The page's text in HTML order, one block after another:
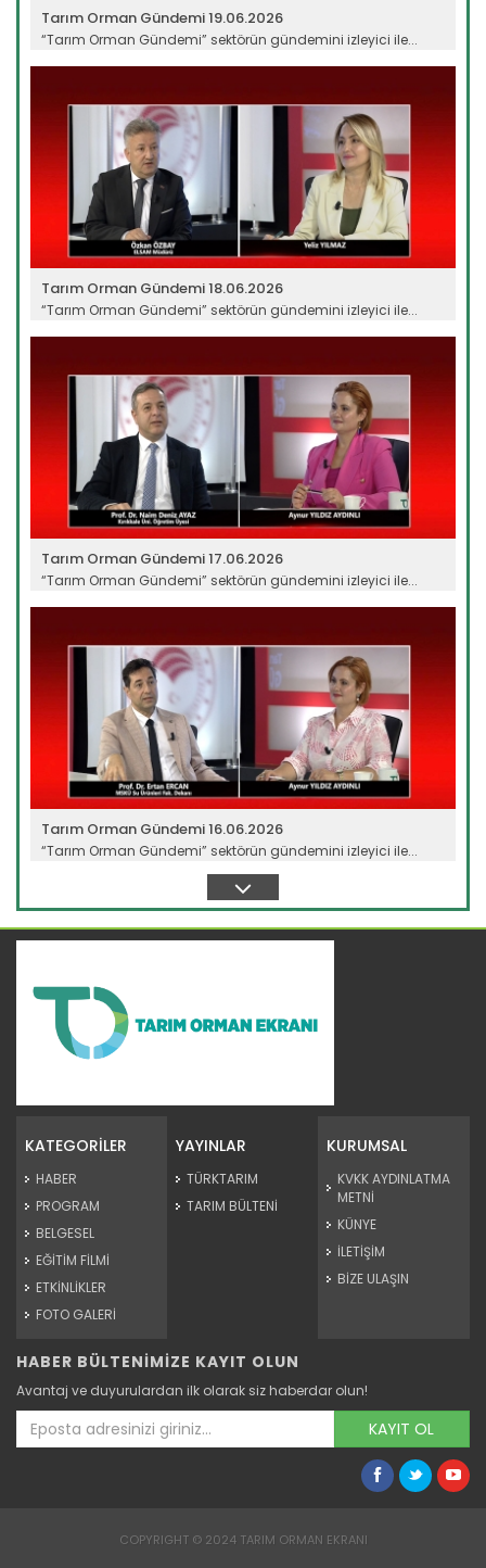
Tarım Orman Gündemi 19.06.2026
“Tarım Orman Gündemi” sektörün gündemini izleyici ile...
Devamını Oku ->
Tarım Orman Gündemi 18.06.2026
“Tarım Orman Gündemi” sektörün gündemini izleyici ile...
Devamını Oku ->
Tarım Orman Gündemi 17.06.2026
“Tarım Orman Gündemi” sektörün gündemini izleyici ile...
Devamını Oku ->
Tarım Orman Gündemi 16.06.2026
“Tarım Orman Gündemi” sektörün gündemini izleyici ile...
Devamını Oku ->
Tarım Orman Gündemi 12.06.2026
“Tarım Orman Gündemi” sektörün gündemini izleyici ile...
Devamını Oku ->
KATEGORİLER
HABER
PROGRAM
BELGESEL
EĞİTİM FİLMİ
ETKİNLİKLER
FOTO GALERİ
YAYINLAR
TÜRKTARIM
TARIM BÜLTENİ
KURUMSAL
KVKK AYDINLATMA
METNİ
KÜNYE
İLETİŞİM
BİZE ULAŞIN
HABER BÜLTENİMİZE KAYIT OLUN
Avantaj ve duyurulardan ilk olarak siz haberdar olun!
KAYIT OL
COPYRIGHT © 2024 TARIM ORMAN EKRANI